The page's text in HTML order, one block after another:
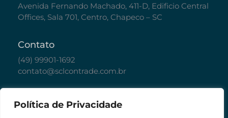
Política de Privacidade
Avenida Fernando Machado, 411-D, Edificio Central
Offices, Sala 701, Centro, Chapeco – SC
Contato
(49) 99901-1692
contato@sclcontrade.com.br
Políticas